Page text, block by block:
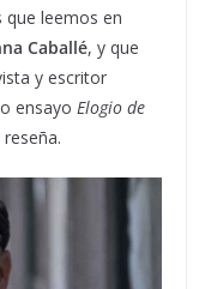
que leemos en
Caballé, y que
y escritor
ensayo Elogio de